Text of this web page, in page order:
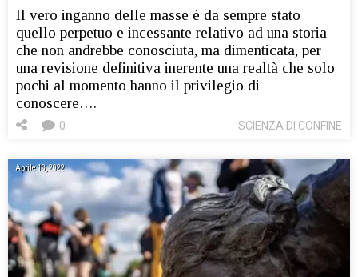
Il vero inganno delle masse è da sempre stato
quello perpetuo e incessante relativo ad una storia
che non andrebbe conosciuta, ma dimenticata, per
una revisione definitiva inerente una realtà che solo
pochi al momento hanno il privilegio di
conoscere….
SCIENZA DI CONFINE
0
Aprile 13, 2022